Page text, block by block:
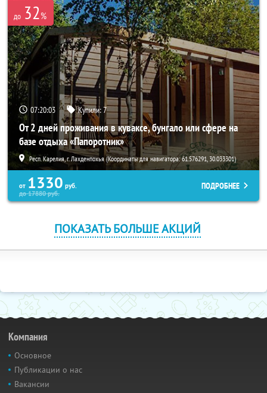
до 32%
07:20:02 Купили:7
От 2 дней проживания в куваксе, бунгало или сфере на
базе отдыха «Папоротник»
Респ. Карелия, г. Лахденпохья (Координаты для навигатора: 61.576291, 30.033301)
от 1330 руб.
до17880руб.
ПОДРОБНЕЕ
ПОКАЗАТЬ БОЛЬШЕ АКЦИЙ
Компания
Основное
Публикации о нас
Вакансии